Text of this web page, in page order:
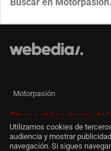
Motorpasión
Otras publicaciones de
Utilizamos cookies de
audiencia y mostrar
navegación. Si sigues